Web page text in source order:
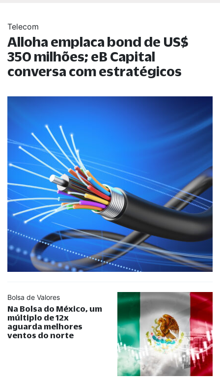
Telecom
Alloha emplaca bond de US$
350 milhões; eB Capital
conversa com estratégicos
Bolsa de Valores
Na Bolsa do México, um
múltiplo de 12x
aguarda melhores
ventos do norte